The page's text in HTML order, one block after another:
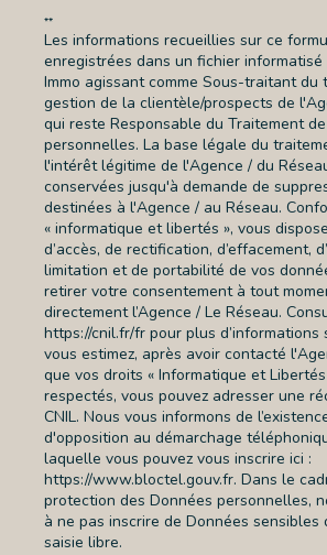
**
Les informations recueillies sur ce
enregistrées dans un fichier informatisé
Immo agissant comme Sous-traitant du
gestion de la clientèle/prospects de
qui reste Responsable du Traitement
personnelles. La base légale du
l'intérêt légitime de l'Agence / du
conservées jusqu'à demande de
destinées à l'Agence / au Réseau.
« informatique et libertés », vous
d’accès, de rectification, d’effacement,
limitation et de portabilité de vos
retirer votre consentement à tout
directement l’Agence / Le Réseau.
https://cnil.fr/fr pour plus d’informations
vous estimez, après avoir contacté
que vos droits « Informatique et
respectés, vous pouvez adresser une
CNIL. Nous vous informons de
d'opposition au démarchage
laquelle vous pouvez vous inscrire ici :
https://www.bloctel.gouv.fr. Dans le
protection des Données personnelles,
à ne pas inscrire de Données sensibles
saisie libre.